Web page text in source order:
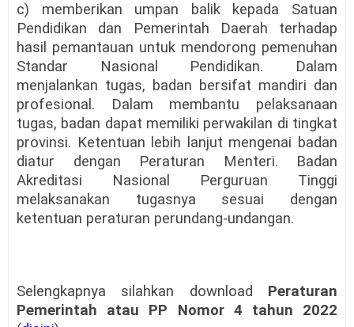
c) memberikan umpan balik kepada Satuan
Pendidikan dan Pemerintah Daerah terhadap
hasil pemantauan untuk mendorong pemenuhan
Standar Nasional Pendidikan. Dalam
menjalankan tugas, badan bersifat mandiri dan
profesional. Dalam membantu pelaksanaan
tugas, badan dapat memiliki perwakilan di tingkat
provinsi. Ketentuan lebih lanjut mengenai badan
diatur dengan Peraturan Menteri. Badan
Akreditasi Nasional Perguruan Tinggi
melaksanakan tugasnya sesuai dengan
ketentuan peraturan perundang-undangan.
Selengkapnya silahkan download Peraturan
Pemerintah atau PP Nomor 4 tahun 2022